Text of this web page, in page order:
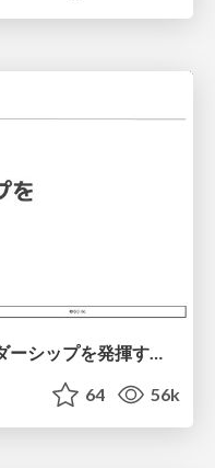
職位にかかわらず全員がリーダーシップを発揮するチーム作り / Building a team where everyone can demonstrate leadership regardless of position
64 56k